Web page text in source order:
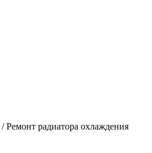
/Ремонт радиатора охлаждения